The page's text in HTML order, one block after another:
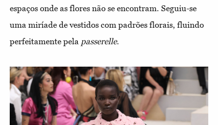
espaços onde as flores não se encontram. Seguiu-se
uma miríade de vestidos com padrões florais, fluindo
perfeitamente pela passerelle.